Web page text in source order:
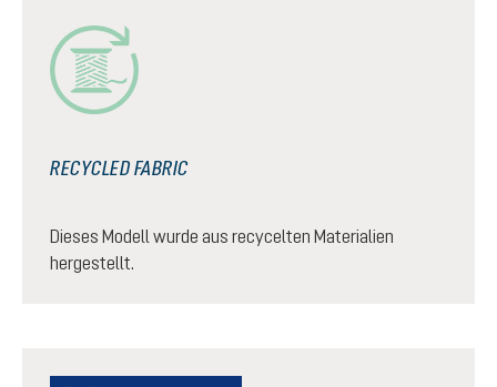
RECYCLED FABRIC
Dieses Modell wurde aus recycelten Materialien
hergestellt.